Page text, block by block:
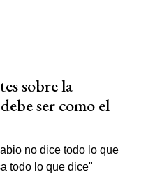
sobre la
ser como el